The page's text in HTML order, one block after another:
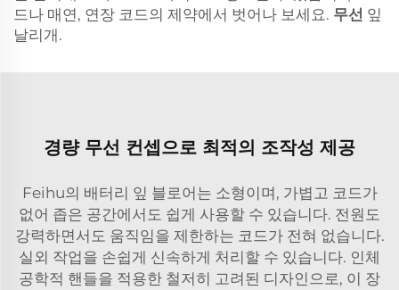
드나 매연, 연장 코드의 제약에서 벗어나 보세요. 무선 잎
날리개.
경량 무선 컨셉으로 최적의 조작성 제공
Feihu의 배터리 잎 블로어는 소형이며, 가볍고 코드가
없어 좁은 공간에서도 쉽게 사용할 수 있습니다. 전원도
강력하면서도 움직임을 제한하는 코드가 전혀 없습니다.
실외 작업을 손쉽게 신속하게 처리할 수 있습니다. 인체
공학적 핸들을 적용한 철저히 고려된 디자인으로, 이 장